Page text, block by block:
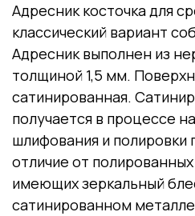
Адресник косточка для
классический вариант
Адресник выполнен из
толщиной 1,5 мм.
сатинированная.
получается в процессе
шлифования и полировки
отличие от
имеющих зеркальный
сатинированном